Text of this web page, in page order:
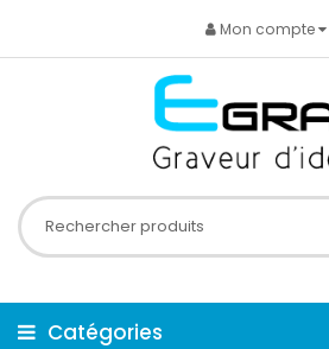
Mon compte
Catégories